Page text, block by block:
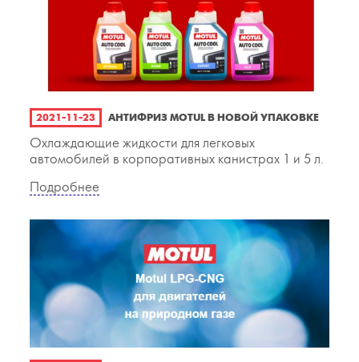
2021-11-23 АНТИФРИЗ MOTUL В НОВОЙ УПАКОВКЕ
Охлаждающие жидкости для легковых
автомобилей в корпоративных канистрах 1 и 5 л.
Подробнее